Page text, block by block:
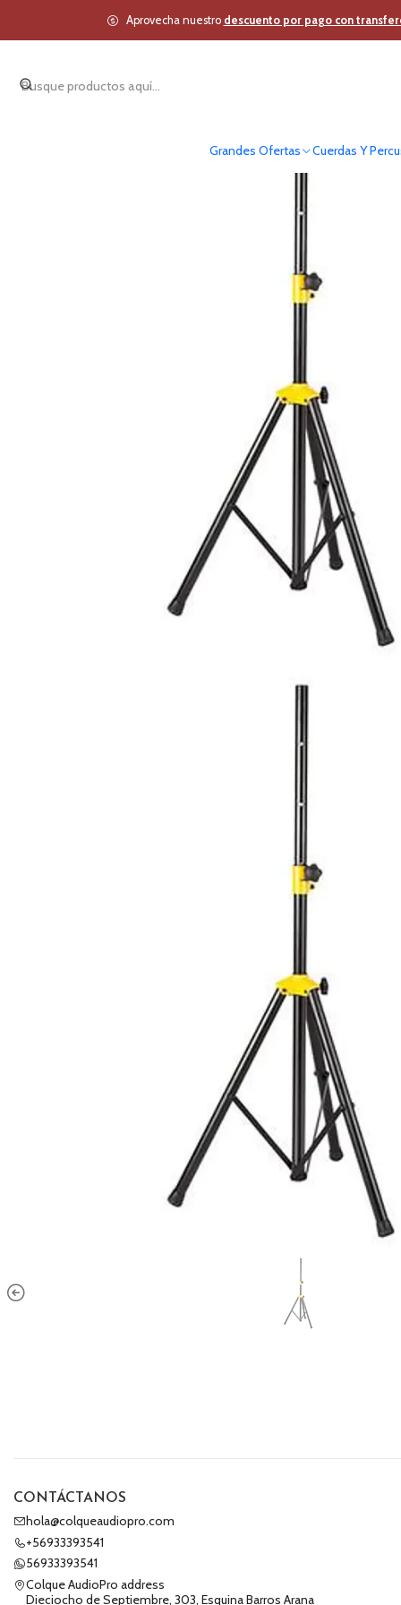
Grandes Ofertas Cuerdas Y
Aprovecha nuestro descuento por pago con
Inicio Estudio
CONTÁCTANOS
hola@colqueaudiopro.com
+56933393541
56933393541
Colque AudioPro address
Dieciocho de Septiembre, 303, Esquina Barros Arana